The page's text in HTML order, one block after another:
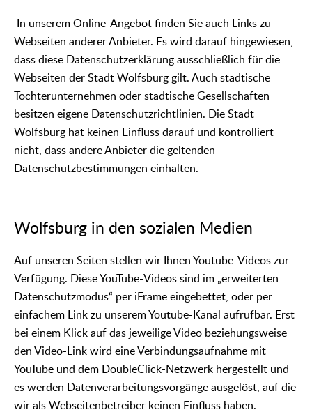
In unserem Online-Angebot finden Sie auch Links zu
Webseiten anderer Anbieter. Es wird darauf hingewiesen,
dass diese Datenschutzerklärung ausschließlich für die
Webseiten der Stadt Wolfsburg gilt. Auch städtische
Tochterunternehmen oder städtische Gesellschaften
besitzen eigene Datenschutzrichtlinien. Die Stadt
Wolfsburg hat keinen Einfluss darauf und kontrolliert
nicht, dass andere Anbieter die geltenden
Datenschutzbestimmungen einhalten.
Wolfsburg in den sozialen Medien
Auf unseren Seiten stellen wir Ihnen Youtube-Videos zur
Verfügung. Diese YouTube-Videos sind im „erweiterten
Datenschutzmodus“ per iFrame eingebettet, oder per
einfachem Link zu unserem Youtube-Kanal aufrufbar. Erst
bei einem Klick auf das jeweilige Video beziehungsweise
den Video-Link wird eine Verbindungsaufnahme mit
YouTube und dem DoubleClick-Netzwerk hergestellt und
es werden Datenverarbeitungsvorgänge ausgelöst, auf die
wir als Webseitenbetreiber keinen Einfluss haben.